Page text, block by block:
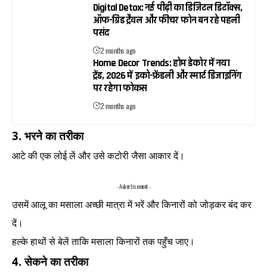
Digital Detox: नई पीढ़ी का डिजिटल डिटॉक्स,
ऑफ-ग्रिड ट्रैवल और फीचर फोन बन रहे पहली
पसंद
2 months ago
Home Decor Trends: होम डेकोर में नया
ट्रेंड, 2026 में इको-फ्रेंडली और स्मार्ट डिजाइनिंग
पर रहेगा फोकस
2 months ago
3. भरने का तरीका
आटे की एक लोई लें और उसे कटोरी जैसा आकार दें।
- Advertisement -
उसमें आलू का मसाला अच्छी मात्रा में भरें और किनारों को जोड़कर बंद कर
दें।
हल्के हाथों से बेलें ताकि मसाला किनारों तक पहुँच जाए।
4. सेकने का तरीका